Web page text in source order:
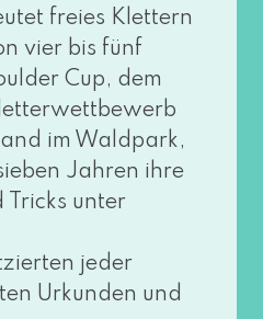
frei­es Klettern
vier bis fünf
Cup, dem
im Waldpark,
Jahren ihre
Tricks unter
jeder
Urkunden und